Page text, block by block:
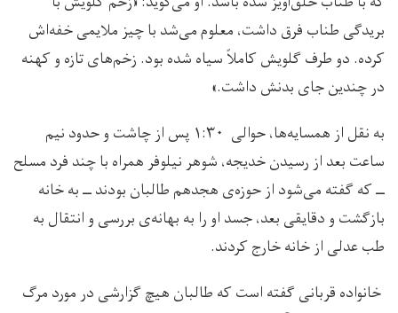
بریدگی طناب فرق داشت، معلوم می‌شد با چیز ملایمی خفه‌اش
کرده‌. دو طرف گلویش کاملاً سیاه شده بود. زخم‌های تازه و کهنه
در چندین جای بدنش داشت.»
به نقل از همسایه‌ها، حوالی ۱:۳٠ پس از چاشت و حدود نیم
ساعت بعد از رسیدن خدیجه، شوهر نیلوفر همراه با چند فرد مسلح
ــ که گفته می‌شود از حوزه‌ی هجدهم طالبان بودند ــ به خانه
بازگشت و دقایقی بعد، جسد او را به بهانه‌ی بررسی و انتقال به
طب عدلی از خانه خارج کردند.
خانواده قربانی گفته است که طالبان هیچ گزارشی در مورد مرگ